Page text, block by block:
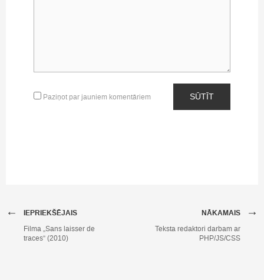
Paziņot par jauniem komentāriem SŪTĪT
IEPRIEKŠĒJAIS
←
Filma „Sans laisser de
traces” (2010)
NĀKAMAIS →
Teksta redaktori darbam ar
PHP/JS/CSS